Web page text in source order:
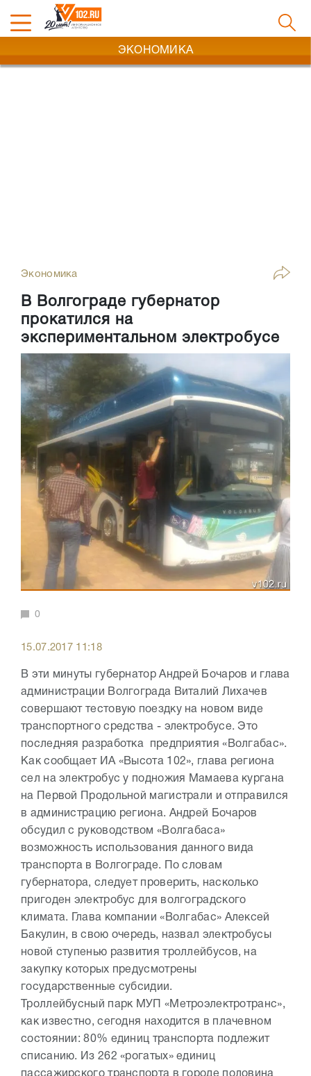
ЭКОНОМИКА
Экономика
В Волгограде губернатор
прокатился на
экспериментальном электробусе
0
15.07.2017 11:18
В эти минуты губернатор Андрей Бочаров и глава
администрации Волгограда Виталий Лихачев
совершают тестовую поездку на новом виде
транспортного средства - электробусе. Это
последняя разработка предприятия «Волгабас».
Как сообщает ИА «Высота 102», глава региона
сел на электробус у подножия Мамаева кургана
на Первой Продольной магистрали и отправился
в администрацию региона. Андрей Бочаров
обсудил с руководством «Волгабаса»
возможность использования данного вида
транспорта в Волгограде. По словам
губернатора, следует проверить, насколько
пригоден электробус для волгоградского
климата. Глава компании «Волгабас» Алексей
Бакулин, в свою очередь, назвал электробусы
новой ступенью развития троллейбусов, на
закупку которых предусмотрены
государственные субсидии.
Троллейбусный парк МУП «Метроэлектротранс»,
как известно, сегодня находится в плачевном
состоянии: 80% единиц транспорта подлежит
списанию. Из 262 «рогатых» единиц
пассажирского транспорта в городе половина